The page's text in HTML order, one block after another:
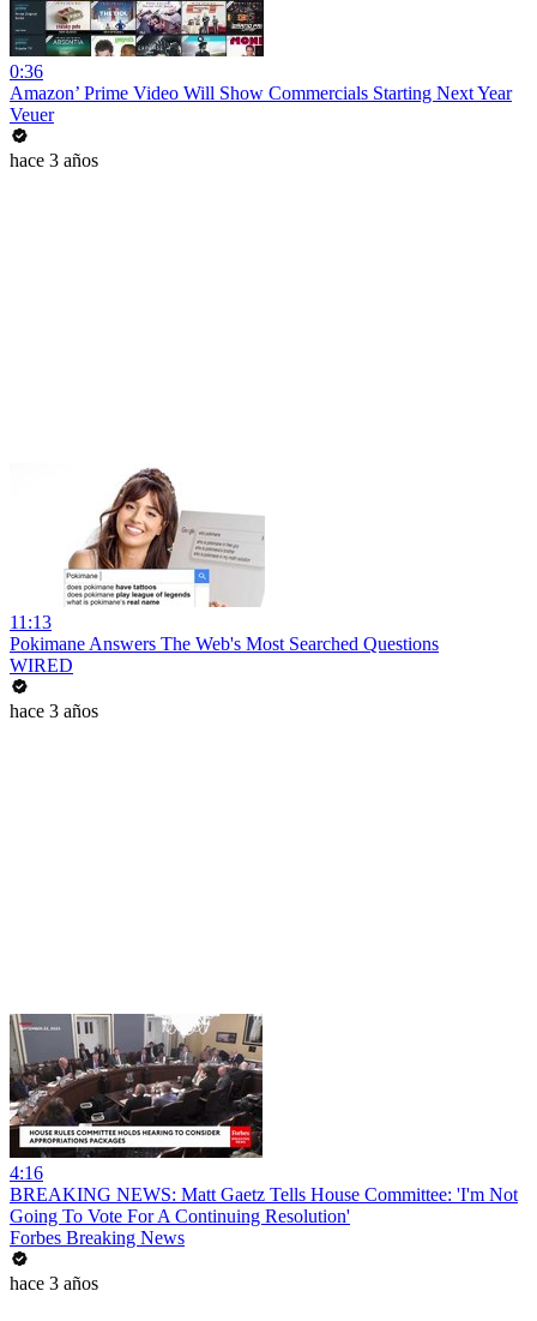
0:36
Amazon’ Prime Video Will Show Commercials Starting Next Year
Veuer
hace 3 años
11:13
Pokimane Answers The Web's Most Searched Questions
WIRED
hace 3 años
4:16
BREAKING NEWS: Matt Gaetz Tells House Committee: 'I'm Not
Going To Vote For A Continuing Resolution'
Forbes Breaking News
hace 3 años